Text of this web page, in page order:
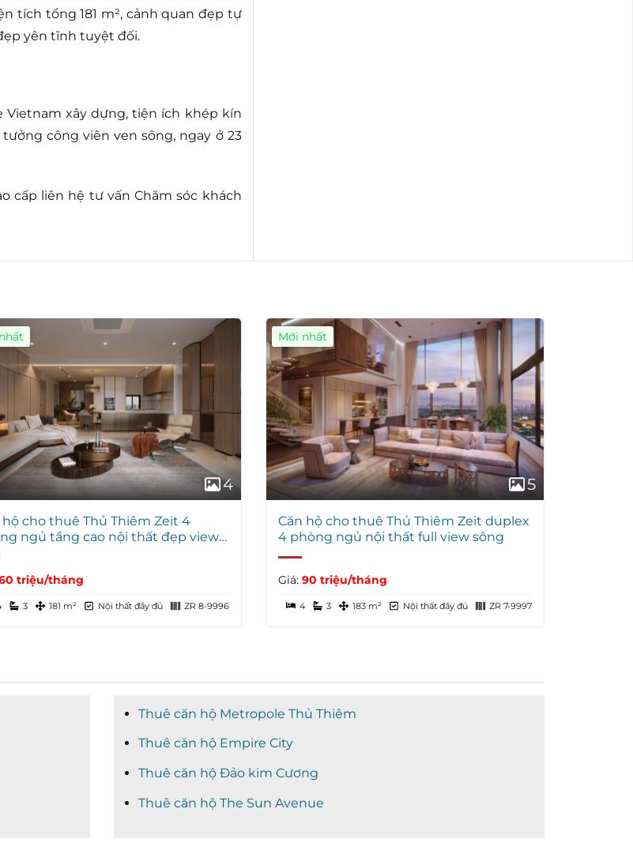
tích tổng 181 m², cảnh quan đẹp tự
yên tĩnh tuyệt đối.
Vietnam xây dựng, tiện ích khép kín
công viên ven sông, ngay ở 23
cấp liên hệ tư vấn Chăm sóc khách
4
hộ cho thuê Thủ Thiêm Zeit 4
ngủ tầng cao nội thất đẹp view
triệu/tháng
3 181 m² Nội thất đầy đủ ZR 8-9996
Mới nhất
5
Căn hộ cho thuê Thủ Thiêm Zeit duplex
4 phòng ngủ nội thất full view sông
Giá: 90 triệu/tháng
4 3 183 m² Nội thất đầy đủ ZR 7-9997
Thuê căn hộ Metropole Thủ Thiêm
Thuê căn hộ Empire City
Thuê căn hộ Đảo kim Cương
Thuê căn hộ The Sun Avenue